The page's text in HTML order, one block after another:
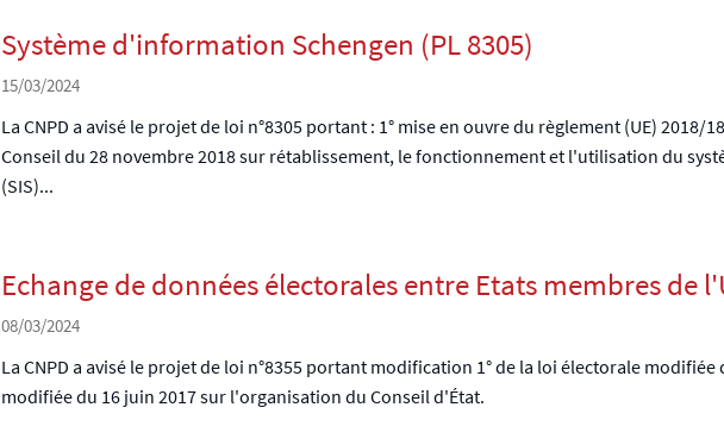
Système d'information Schengen (PL 8305)
15/03/2024
La CNPD a avisé le projet de loi n°8305 portant : 1° mise en ouvre du règlement (UE) 2018/
Conseil du 28 novembre 2018 sur rétablissement, le fonctionnement et l'utilisation du
(SIS)...
Echange de données électorales entre Etats membres de
08/03/2024
La CNPD a avisé le projet de loi n°8355 portant modification 1° de la loi électorale modifiée
modifiée du 16 juin 2017 sur l'organisation du Conseil d'État.